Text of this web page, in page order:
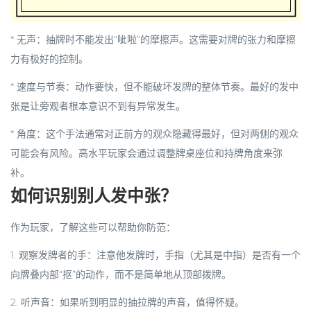
* 无声：抽牌时不能发出“呲啦”的摩擦声。这需要对牌的张力和摩擦
力有极好的控制。
* 速度与节奏：动作要快，但不能破坏发牌的整体节奏。最好的发中
张是让旁观者根本意识不到有异常发生。
* 角度：这个手法通常对正前方的观众隐藏得最好，但对两侧的观众
可能会有风险。高水平玩家会通过调整牌桌座位和持牌角度来弥
补。
如何识别别人发中张？
作为玩家，了解这些可以帮助你防范：
1. 观察发牌者的手：注意他发牌时，手指（尤其是中指）是否有一个
向牌叠内部“抠”的动作，而不是简单地从顶部拨牌。
2. 听声音：如果听到明显的抽拉牌的声音，值得怀疑。